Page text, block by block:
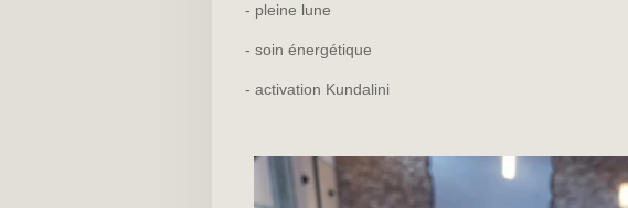
- pleine lune
- soin énergétique
- activation Kundalini